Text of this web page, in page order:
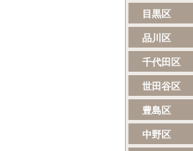
目黒区
品川区
千代田区
世田谷区
豊島区
中野区